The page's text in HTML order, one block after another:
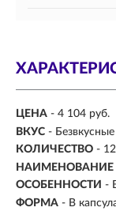
ЦЕНА - 4 104 руб.
ВКУС - Безвкусные
КОЛИЧЕСТВО -
НАИМЕНОВАНИЕ
ОСОБЕННОСТИ -
ФОРМА - В